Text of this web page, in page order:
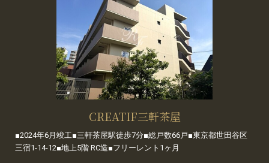
CREATIF三軒茶屋
■2024年6月竣工■三軒茶屋駅徒歩7分■総戸数66戸■東京都世田谷区
三宿1-14-12■地上5階 RC造■フリーレント1ヶ月